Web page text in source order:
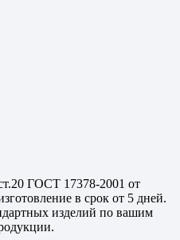
ГОСТ 17378-2001 от
в срок от 5 дней.
изделий по вашим